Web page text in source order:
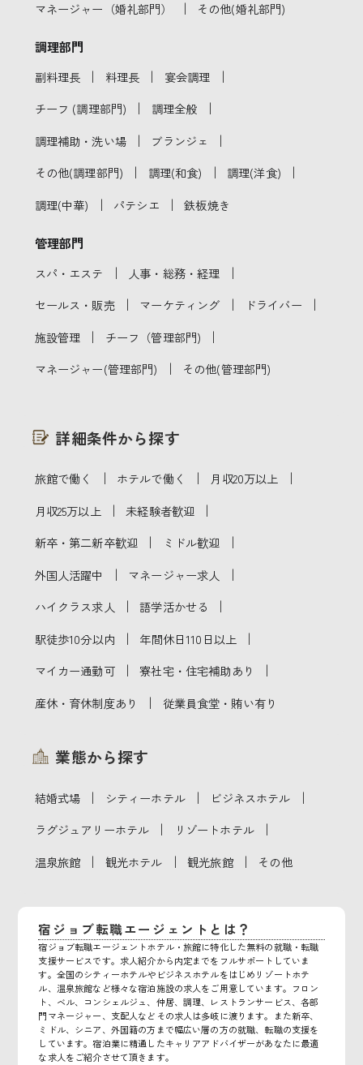
マネージャー（婚礼部門） ｜ その他(婚礼部門)
調理部門
副料理長 ｜ 料理長 ｜ 宴会調理 ｜
チーフ (調理部門) ｜ 調理全般 ｜
調理補助・洗い場 ｜ ブランジェ ｜
その他(調理部門) ｜ 調理(和食) ｜ 調理(洋食) ｜
調理(中華) ｜ パテシエ ｜ 鉄板焼き
管理部門
スパ・エステ ｜ 人事・総務・経理 ｜
セールス・販売 ｜ マーケティング ｜ ドライバー ｜
施設管理 ｜ チーフ（管理部門) ｜
マネージャー(管理部門) ｜ その他(管理部門)
詳細条件から探す
旅館で働く ｜ ホテルで働く ｜ 月収20万以上 ｜
月収25万以上 ｜ 未経験者歓迎 ｜
新卒・第二新卒歓迎 ｜ ミドル歓迎 ｜
外国人活躍中 ｜ マネージャー求人 ｜
ハイクラス求人 ｜ 語学活かせる ｜
駅徒歩10分以内 ｜ 年間休日110日以上 ｜
マイカー通勤可 ｜ 寮社宅・住宅補助あり ｜
産休・育休制度あり ｜ 従業員食堂・賄い有り
業態から探す
結婚式場 ｜ シティーホテル ｜ ビジネスホテル ｜
ラグジュアリーホテル ｜ リゾートホテル ｜
温泉旅館 ｜ 観光ホテル ｜ 観光旅館 ｜ その他
宿ジョブ転職エージェントとは？
宿ジョブ転職エージェントホテル・旅館に特化した無料の就職・転職
支援サービスです。求人紹介から内定までをフルサポートしていま
す。全国のシティーホテルやビジネスホテルをはじめリゾートホテ
ル、温泉旅館など様々な宿泊施設の求人をご用意しています。フロン
ト、ベル、コンシェルジュ、仲居、調理、レストランサービス、各部
門マネージャー、支配人などその求人は多岐に渡ります。また新卒、
ミドル、シニア、外国籍の方まで幅広い層の方の就職、転職の支援を
しています。宿泊業に精通したキャリアアドバイザーがあなたに最適
な求人をご紹介させて頂きます。